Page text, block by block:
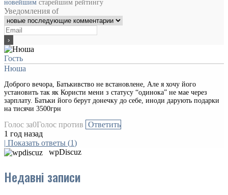
новейшим старейшим рейтингу
Уведомления of
Гость
Нюша
Доброго вечора, Батькивство не встановлене, Але я хочу його
установить так як Користи мени з статусу “одинока” не мае через
зарплату. Батьки його берут донечку до себе, иноди дарують подарки
на тисячи 3500грн
Голос за0Голос против Ответить
1 год назад
| Показать ответы (1)
wpDiscuz
Недавні записи